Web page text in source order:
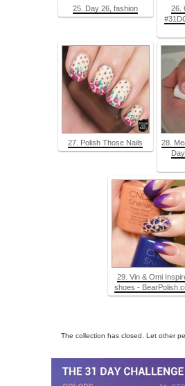
25. Day 26, fashion
26.
27. Polish Those Nails
28.
29. Vin & Omi
shoes -
The collection has closed. Let other